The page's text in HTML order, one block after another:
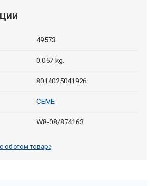
49573
0.057 kg.
8014025041926
CEME
W8-08/874163
об этом товаре